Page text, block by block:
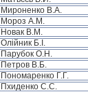
Мироненко В.А.
Мороз А.М.
Новак В.М.
Олійник Б.І.
Парубок О.Н.
Петров В.Б.
Пономаренко Г.Г.
Пхиденко С.С.